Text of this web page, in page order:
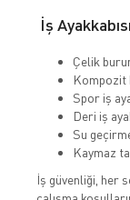
İş
Çelik
Kompozit
Spor iş
Deri iş
Su
Kaymaz
İş güvenliği, her